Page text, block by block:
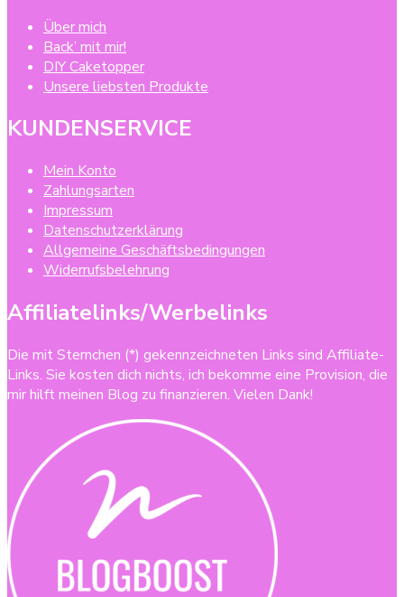
Über mich
Back’ mit mir!
DIY Caketopper
Unsere liebsten Produkte
KUNDENSERVICE
Mein Konto
Zahlungsarten
Impressum
Datenschutzerklärung
Allgemeine Geschäftsbedingungen
Widerrufsbelehrung
Affiliatelinks/Werbelinks
Die mit Sternchen (*) gekennzeichneten Links sind Affiliate-
Links. Sie kosten dich nichts, ich bekomme eine Provision, die
mir hilft meinen Blog zu finanzieren. Vielen Dank!